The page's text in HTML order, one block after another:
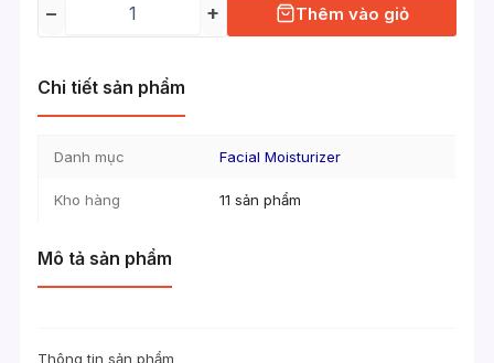
− + Thêm vào giỏ
Chi tiết sản phẩm
Danh mục Facial Moisturizer
Kho hàng 11 sản phẩm
Mô tả sản phẩm
Thông tin sản phẩm